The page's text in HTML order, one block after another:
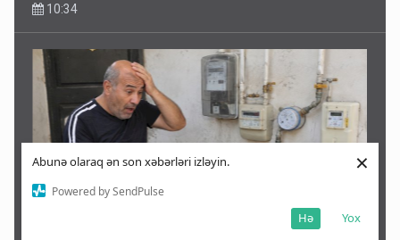
Abunə olaraq ən son xəbərləri izləyin.
Powered by SendPulse
Yox
Hə
×
10:34